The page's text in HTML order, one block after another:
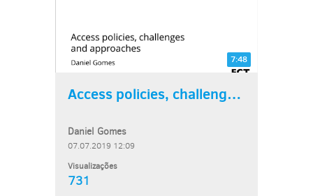
7:48
Access policies, challenges...
Daniel Gomes
07.07.2019 12:09
Visualizações
731